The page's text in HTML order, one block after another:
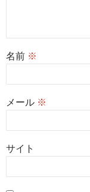
名前 ※
メール ※
サイト